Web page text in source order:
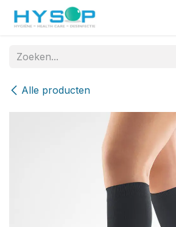
Overslaan naar inhoud
Alle producten